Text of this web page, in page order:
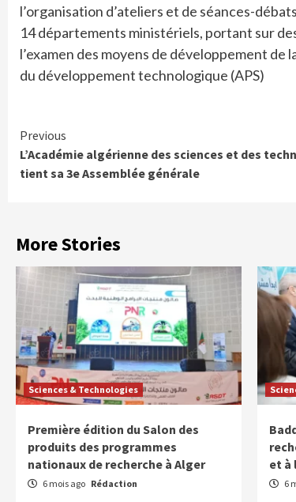
l’organisation d’ateliers et de séances-
14 départements ministériels, portant sur
l’examen des moyens de développement
du développement technologique (APS)
Continue
Reading
Previous
L’Académie algérienne des sciences et des
tient sa 3e Assemblée générale
More Stories
Sciences & Technologies
Première édition du Salon des
produits des programmes
nationaux de recherche à Alger
6 mois ago Rédaction
et à
6